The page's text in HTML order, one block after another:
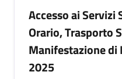
Accesso ai Servizi
Orario, Trasporto
Manifestazione di
2025